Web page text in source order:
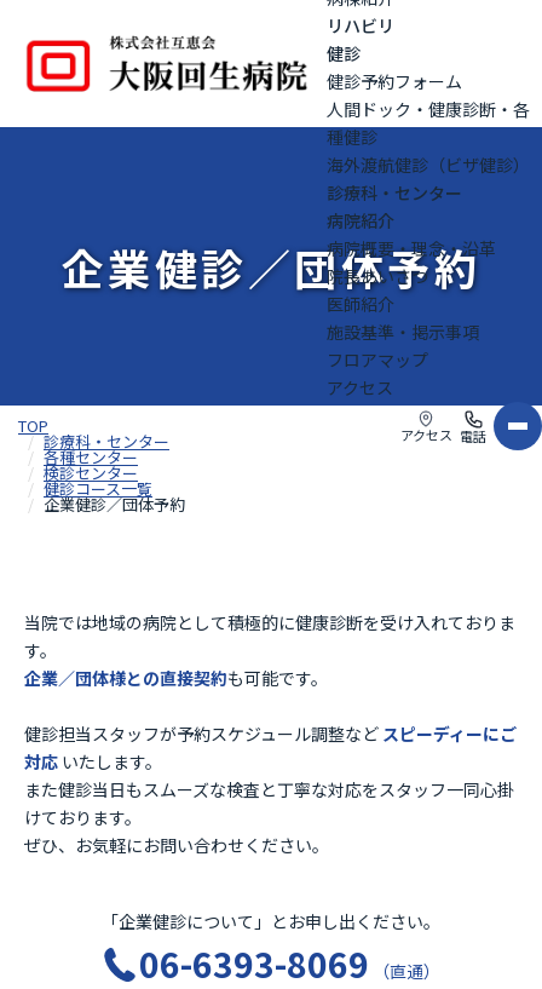
リハビリ
健診
健診予約フォーム
人間ドック・健康診断・各
種健診
海外渡航健診（ビザ健診）
診療科・センター
病院紹介
病院概要・理念・沿革
院長あいさつ
医師紹介
施設基準・掲示事項
フロアマップ
アクセス
アクセス 電話
企業健診／団体予約
TOP
診療科・センター
各種センター
検診センター
健診コース一覧
企業健診／団体予約
当院では地域の病院として積極的に健康診断を受け入れておりま
す。
企業／団体様との直接契約も可能です。
健診担当スタッフが予約スケジュール調整など スピーディーにご
対応 いたします。
また健診当日もスムーズな検査と丁寧な対応をスタッフ一同心掛
けております。
ぜひ、お気軽にお問い合わせください。
「企業健診について」とお申し出ください。
06-6393-8069
（直通）